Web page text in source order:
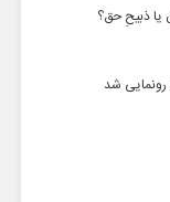
یا ذبیحِ حق؟
رونمایی شد